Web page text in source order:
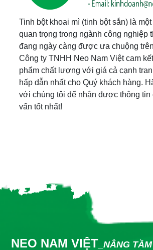
Tinh bột khoai mì (tinh bột sắn) là
quan trọng trong ngành công nghiệp
đang ngày càng được ưa chuộng
Công ty TNHH Neo Nam Việt cam
phẩm chất lượng với giá cả cạnh
hấp dẫn nhất cho Quý khách hàng.
với chúng tôi để nhận được thông tin
vấn tốt nhất!
NEO NAM VIỆT _NÂNG